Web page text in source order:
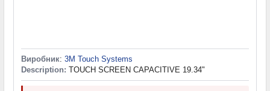
Виробник: 3M Touch Systems
Description: TOUCH SCREEN CAPACITIVE 19.34"